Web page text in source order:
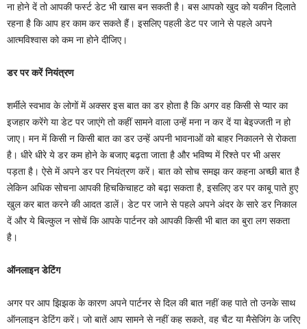
ना होने दें तो आपकी फर्स्ट डेट भी खास बन सकती है। बस आपको खुद को यकीन दिलाते
रहना है कि आप हर काम कर सकते हैं। इसलिए पहली डेट पर जाने से पहले अपने
आत्मविश्वास को कम ना होने दीजिए।
डर पर करें नियंत्रण
शर्मीले स्वभाव के लोगों में अक्सर इस बात का डर होता है कि अगर वह किसी से प्यार का
इजहार करेंगे या डेट पर जाएंगे तो कहीं सामने वाला उन्हें मना न कर दें या बेइज्जती न हो
जाए। मन में किसी न किसी बात का डर उन्हें अपनी भावनाओं को बाहर निकालने से रोकता
है। धीरे धीरे ये डर कम होने के बजाए बढ़ता जाता है और भविष्य में रिश्ते पर भी असर
पड़ता है। ऐसे में अपने डर पर नियंत्रण करें। बात को सोच समझ कर कहना अच्छी बात है
लेकिन अधिक सोचना आपकी हिचकिचाहट को बढ़ा सकता है, इसलिए डर पर काबू पाते हुए
खुल कर बात करने की आदत डालें। डेट पर जाने से पहले अपने अंदर के सारे डर निकाल
दें और ये बिल्कुल न सोचें कि आपके पार्टनर को आपकी किसी भी बात का बुरा लग सकता
है।
ऑनलाइन डेटिंग
अगर पर आप झिझक के कारण अपने पार्टनर से दिल की बात नहीं कह पाते तो उनके साथ
ऑनलाइन डेटिंग करें। जो बातें आप सामने से नहीं कह सकते, वह चैट या मैसेजिंग के जरिए